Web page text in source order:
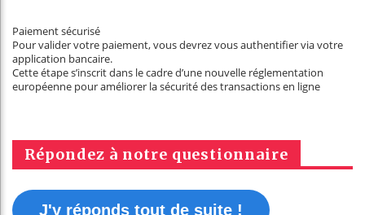
Paiement sécurisé
Pour valider votre paiement, vous devrez vous authentifier via votre
application bancaire.
Cette étape s’inscrit dans le cadre d’une nouvelle réglementation
européenne pour améliorer la sécurité des transactions en ligne
Répondez à notre questionnaire
J'y réponds tout de suite !